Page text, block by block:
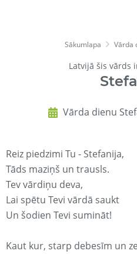
Sākumlapa Vārda
Latvijā šis vārds
Vārda dienu
Reiz piedzimi Tu - Stefanija,
Tāds maziņš un trausls.
Tev vārdiņu deva,
Lai spētu Tevi vārdā saukt
Un šodien Tevi sumināt!
Kaut kur, starp debesīm un